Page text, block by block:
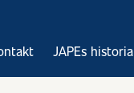
JAPEs historia